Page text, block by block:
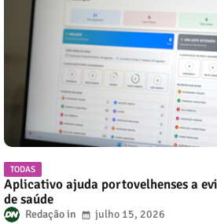
TODAS
Aplicativo ajuda portovelhenses a
de saúde
Redação julho 15, 2026